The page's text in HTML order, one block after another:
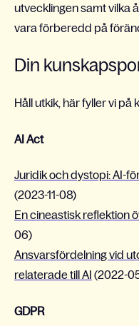
utvecklingen samt vilka
vara förberedd på
Din
Håll utkik, här fyller vi på
AI Act
Juridik och dystopi: AI-
(2023-11-08)
En cineastisk reflektion
06)
Ansvarsfördelning vid
relaterade till AI (2022-
GDPR